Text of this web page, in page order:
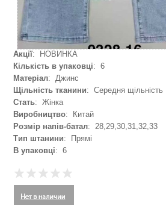
Акції: НОВИНКА
Кількість в упаковці: 6
Матеріал: Джинс
Щільність тканини: Середня щільність
Стать: Жінка
Виробництво: Китай
Розмір напів-батал: 28,29,30,31,32,33
Тип штанини: Прямі
В упаковці: 6